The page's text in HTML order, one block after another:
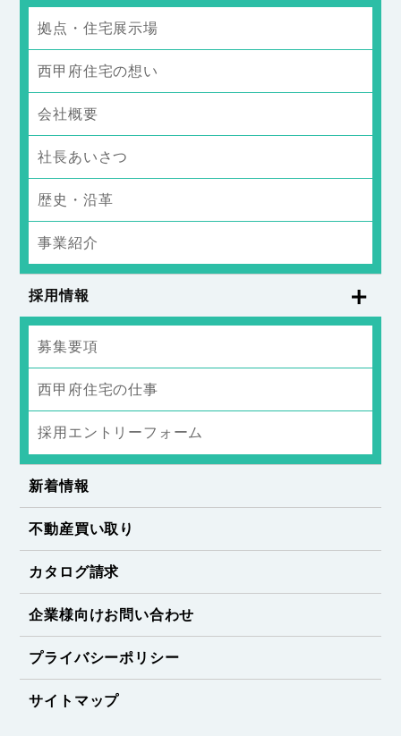
拠点・住宅展示場
西甲府住宅の想い
会社概要
社長あいさつ
歴史・沿革
事業紹介
採用情報
募集要項
西甲府住宅の仕事
採用エントリーフォーム
新着情報
不動産買い取り
カタログ請求
企業様向けお問い合わせ
プライバシーポリシー
サイトマップ